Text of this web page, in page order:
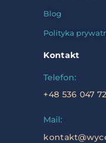
Blog
Polityka
Kontakt
Telefon:
+48 536 047
Mail: